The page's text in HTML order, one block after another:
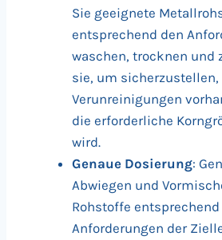
Sie geeignete
entsprechend den
waschen, trocknen und
sie, um sicherzustellen,
Verunreinigungen
die erforderliche
wird.
Genaue Dosierung:
Abwiegen und
Rohstoffe entsprechend
Anforderungen der